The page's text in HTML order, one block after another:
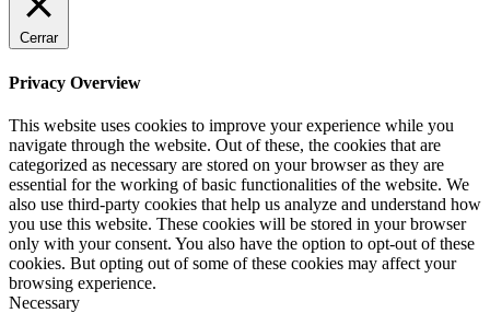
Cerrar
Privacy Overview
This website uses cookies to improve your experience while you
navigate through the website. Out of these, the cookies that are
categorized as necessary are stored on your browser as they are
essential for the working of basic functionalities of the website. We
also use third-party cookies that help us analyze and understand how
you use this website. These cookies will be stored in your browser
only with your consent. You also have the option to opt-out of these
cookies. But opting out of some of these cookies may affect your
browsing experience.
Necessary